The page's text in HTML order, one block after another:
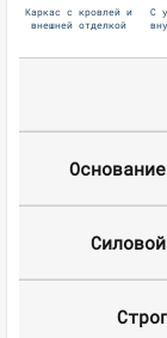
Каркас с кровлей и
внешней отделкой
С